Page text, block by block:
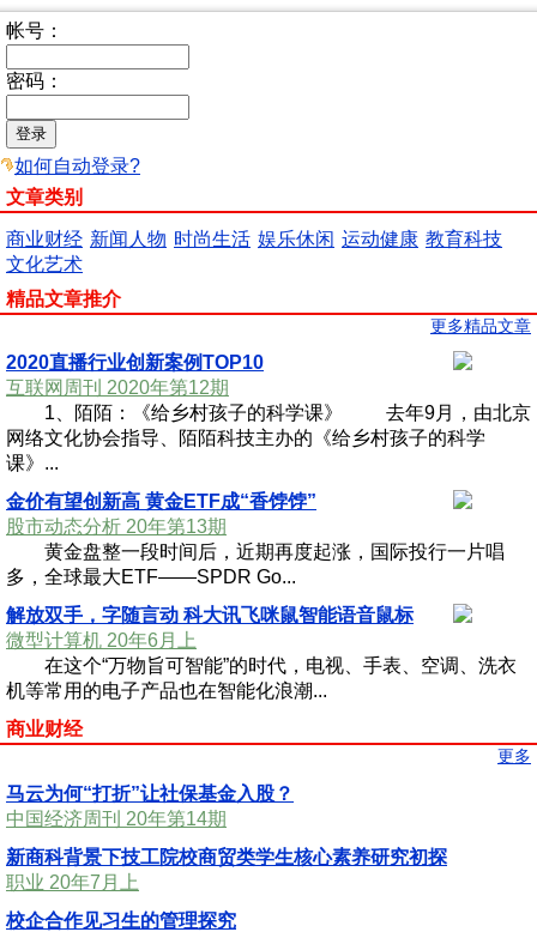
帐号：
密码：
如何自动登录?
文章类别
商业财经 新闻人物 时尚生活 娱乐休闲 运动健康 教育科技
文化艺术
精品文章推介
更多精品文章
2020直播行业创新案例TOP10
互联网周刊 2020年第12期
1、陌陌：《给乡村孩子的科学课》 去年9月，由北京
网络文化协会指导、陌陌科技主办的《给乡村孩子的科学
课》...
金价有望创新高 黄金ETF成“香饽饽”
股市动态分析 20年第13期
黄金盘整一段时间后，近期再度起涨，国际投行一片唱
多，全球最大ETF——SPDR Go...
解放双手，字随言动 科大讯飞咪鼠智能语音鼠标
微型计算机 20年6月上
在这个“万物旨可智能”的时代，电视、手表、空调、洗衣
机等常用的电子产品也在智能化浪潮...
商业财经
更多
马云为何“打折”让社保基金入股？
中国经济周刊 20年第14期
新商科背景下技工院校商贸类学生核心素养研究初探
职业 20年7月上
校企合作见习生的管理探究